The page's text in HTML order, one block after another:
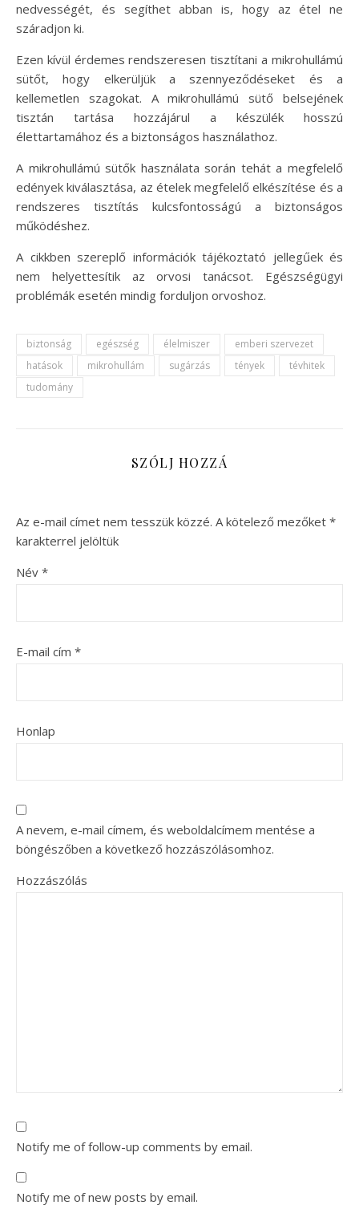
nedvességét, és segíthet abban is, hogy az étel ne
száradjon ki.
Ezen kívül érdemes rendszeresen tisztítani a mikrohullámú
sütőt, hogy elkerüljük a szennyeződéseket és a
kellemetlen szagokat. A mikrohullámú sütő belsejének
tisztán tartása hozzájárul a készülék hosszú
élettartamához és a biztonságos használathoz.
A mikrohullámú sütők használata során tehát a megfelelő
edények kiválasztása, az ételek megfelelő elkészítése és a
rendszeres tisztítás kulcsfontosságú a biztonságos
működéshez.
A cikkben szereplő információk tájékoztató jellegűek és
nem helyettesítik az orvosi tanácsot. Egészségügyi
problémák esetén mindig forduljon orvoshoz.
biztonság egészség élelmiszer
emberi szervezet
hatások
mikrohullám sugárzás tények
tévhitek
tudomány
SZÓLJ HOZZÁ
Az e-mail címet nem tesszük közzé. A kötelező mezőket *
karakterrel jelöltük
Név *
E-mail cím *
Honlap
A nevem, e-mail címem, és weboldalcímem mentése a
böngészőben a következő hozzászólásomhoz.
Hozzászólás
Notify me of follow-up comments by email.
Notify me of new posts by email.